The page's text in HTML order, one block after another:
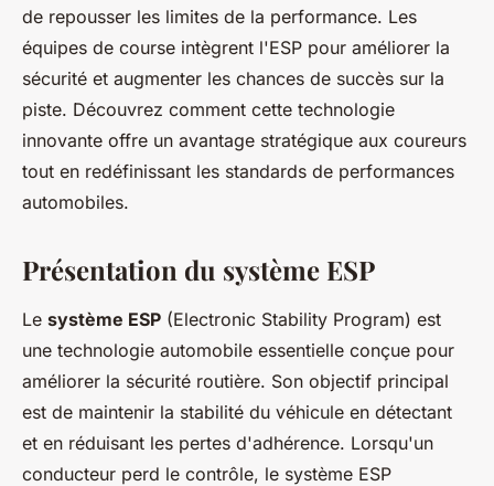
de repousser les limites de la performance. Les
équipes de course intègrent l'ESP pour améliorer la
sécurité et augmenter les chances de succès sur la
piste. Découvrez comment cette technologie
innovante offre un avantage stratégique aux coureurs
tout en redéfinissant les standards de performances
automobiles.
Présentation du système ESP
Le système ESP (Electronic Stability Program) est
une technologie automobile essentielle conçue pour
améliorer la sécurité routière. Son objectif principal
est de maintenir la stabilité du véhicule en détectant
et en réduisant les pertes d'adhérence. Lorsqu'un
conducteur perd le contrôle, le système ESP